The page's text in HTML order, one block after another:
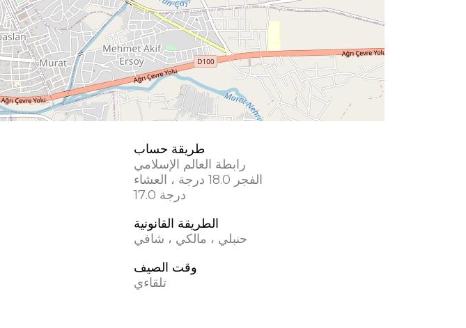
طريقة حساب
رابطة العالم الإسلامي
الفجر 18.0 درجة ، العشاء
17.0 درجة
الطريقة القانونية
حنبلي ، مالكي ، شافي
وقت الصيف
تلقاءي